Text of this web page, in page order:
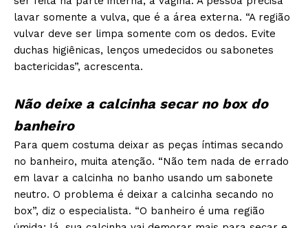
lavar somente a vulva, que é a área externa. “A região
vulvar deve ser limpa somente com os dedos. Evite
duchas higiênicas, lenços umedecidos ou sabonetes
bactericidas”, acrescenta.
Não deixe a calcinha secar no box do
banheiro
Para quem costuma deixar as peças íntimas secando
no banheiro, muita atenção. “Não tem nada de errado
em lavar a calcinha no banho usando um sabonete
neutro. O problema é deixar a calcinha secando no
box”, diz o especialista. “O banheiro é uma região